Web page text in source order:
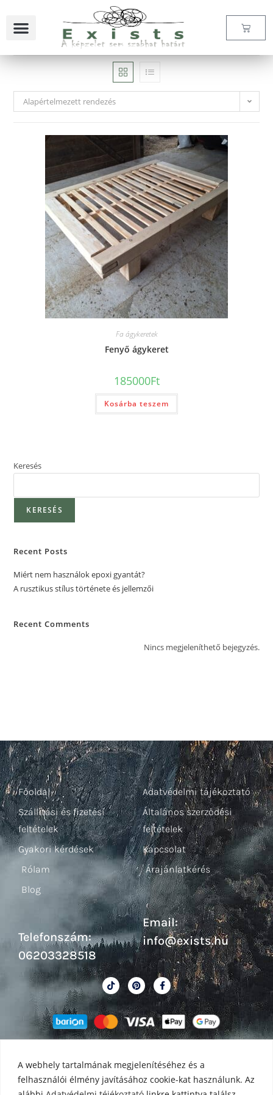
A webhely tartalmának megjelenítéséhez és a
felhasználói élmény javításához cookie-kat használunk. Az
Alapértelmezett rendezés
Fa ágykeretek
Fenyő ágykeret
185000Ft
Kosárba teszem
Keresés
KERESÉS
Recent Posts
Miért nem használok epoxi gyantát?
A rusztikus stílus története és jellemzői
Recent Comments
Nincs megjeleníthető bejegyzés.
Főoldal
Szállítási és fizetési
feltételek
Gyakori kérdések
Rólam
Blog
Telefonszám:
06203328518
Adatvédelmi tájékoztató
Általános szerződési
feltételek
Kapcsolat
Árajánlatkérés
Email:
info@exists.hu